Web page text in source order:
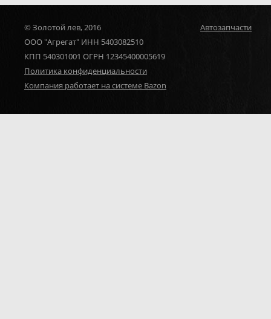
© Золотой лев, 2016
ООО "Агрегат" ИНН 5403082510
КПП 540301001 ОГРН 12345400005619
Политика конфиденциальности
Компания работает на системе Bazon
Автозапчасти